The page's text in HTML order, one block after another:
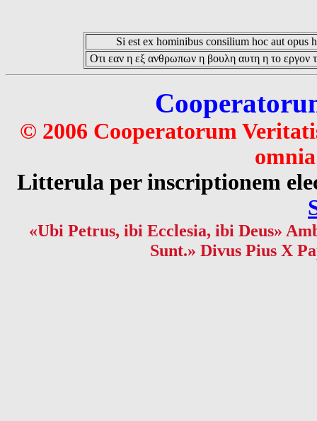
Si est ex hominibus consilium hoc aut opus
Οτι εαν η εξ ανθρωπων η βουλη αυτη η το εργον
© 2006 Cooperatorum
Litterula per inscriptionem
«Ubi Petrus, ibi Ecclesia, ibi Deus»
Sunt.» Divus Pius X